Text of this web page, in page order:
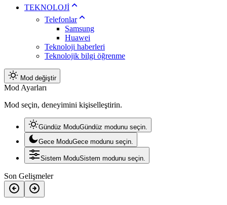
TEKNOLOJİ
Telefonlar
Samsung
Huawei
Teknoloji haberleri
Teknolojik bilgi öğrenme
Mod değiştir
Mod Ayarları
Mod seçin, deneyimini kişiselleştirin.
Gündüz ModuGündüz modunu seçin.
Gece ModuGece modunu seçin.
Sistem ModuSistem modunu seçin.
Son Gelişmeler